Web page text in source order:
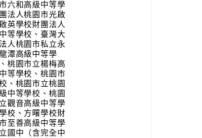
六和高級中等學
法人桃園市光啟
英學校財團法人
等學校、臺灣大
人桃園市私立永
潭高級中等學
桃園市立楊梅高
等學校、桃園市
、桃園市立桃園
中等學校、桃園
觀音高級中等學
校、方曙學校財
至善高級中等學
國中（含完全中